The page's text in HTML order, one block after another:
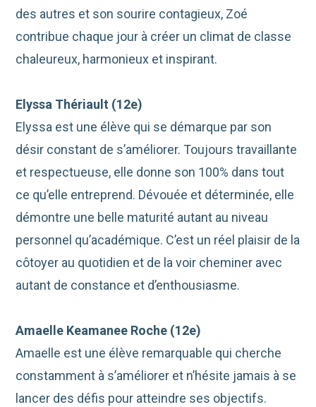
des autres et son sourire contagieux, Zoé
contribue chaque jour à créer un climat de classe
chaleureux, harmonieux et inspirant.
Elyssa Thériault (12e)
Elyssa est une élève qui se démarque par son
désir constant de s’améliorer. Toujours travaillante
et respectueuse, elle donne son 100% dans tout
ce qu’elle entreprend. Dévouée et déterminée, elle
démontre une belle maturité autant au niveau
personnel qu’académique. C’est un réel plaisir de la
côtoyer au quotidien et de la voir cheminer avec
autant de constance et d’enthousiasme.
Amaelle Keamanee Roche (12e)
Amaelle est une élève remarquable qui cherche
constamment à s’améliorer et n’hésite jamais à se
lancer des défis pour atteindre ses objectifs.